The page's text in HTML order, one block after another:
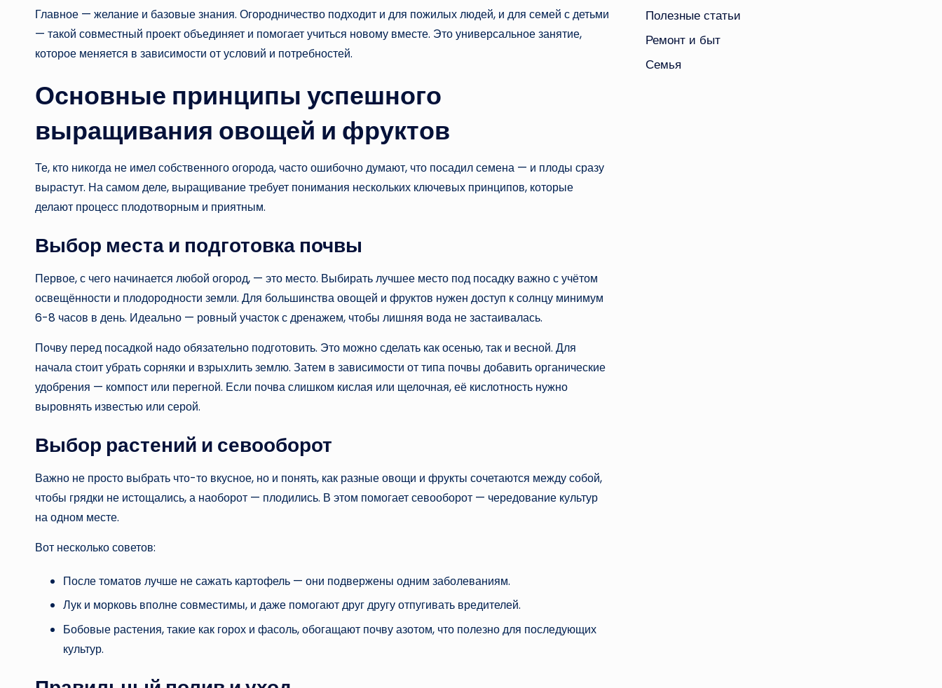
Главное — желание и базовые знания. Огородничество подходит и для пожилых людей, и для семей с детьми
— такой совместный проект объединяет и помогает учиться новому вместе. Это универсальное занятие,
которое меняется в зависимости от условий и потребностей.
Основные принципы успешного
выращивания овощей и фруктов
Те, кто никогда не имел собственного огорода, часто ошибочно думают, что посадил семена — и плоды сразу
вырастут. На самом деле, выращивание требует понимания нескольких ключевых принципов, которые
делают процесс плодотворным и приятным.
Выбор места и подготовка почвы
Первое, с чего начинается любой огород, — это место. Выбирать лучшее место под посадку важно с учётом
освещённости и плодородности земли. Для большинства овощей и фруктов нужен доступ к солнцу минимум
6-8 часов в день. Идеально — ровный участок с дренажем, чтобы лишняя вода не застаивалась.
Почву перед посадкой надо обязательно подготовить. Это можно сделать как осенью, так и весной. Для
начала стоит убрать сорняки и взрыхлить землю. Затем в зависимости от типа почвы добавить органические
удобрения — компост или перегной. Если почва слишком кислая или щелочная, её кислотность нужно
выровнять известью или серой.
Выбор растений и севооборот
Важно не просто выбрать что-то вкусное, но и понять, как разные овощи и фрукты сочетаются между собой,
чтобы грядки не истощались, а наоборот — плодились. В этом помогает севооборот — чередование культур
на одном месте.
Вот несколько советов:
После томатов лучше не сажать картофель — они подвержены одним заболеваниям.
Лук и морковь вполне совместимы, и даже помогают друг другу отпугивать вредителей.
Бобовые растения, такие как горох и фасоль, обогащают почву азотом, что полезно для последующих
культур.
Полезные статьи
Ремонт и быт
Семья